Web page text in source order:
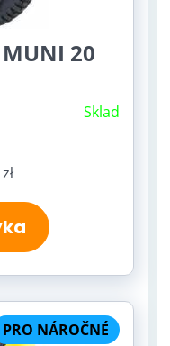
20
Sklad
PRO NÁROČNÉ